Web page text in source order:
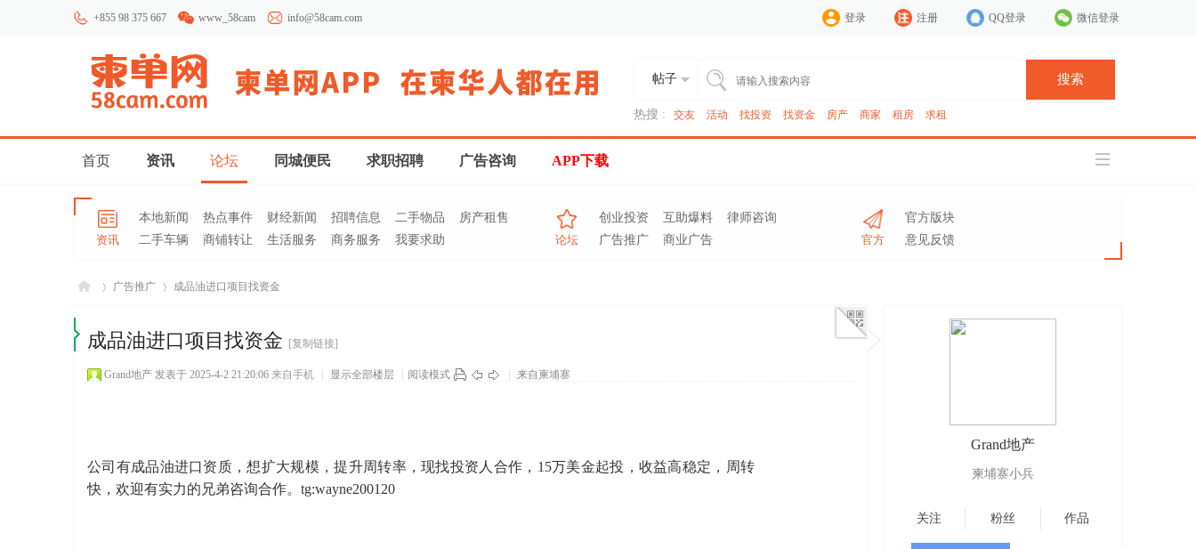
+855 98 375 667 www_58cam info@58cam.com 登录 注册 QQ登录 微信登录
帖子 搜索
热搜 : 交友 活动 找投资 找资金 房产 商家 租房 求租
首页 资讯 论坛 同城便民 求职招聘 广告咨询 APP下载
资讯
本地新闻 热点事件 财经新闻 招聘信息 二手物品
房产租售
二手车辆
商铺转让 生活服务 商务服务 我要求助 论坛
创业投资 互助爆料
律师咨询
广告推广
商业广告 官方
官方版块
意见反馈
广告推广 成品油进口项目找资金
成品油进口项目找资金 [复制链接]
Grand地产 发表于 2025-4-2 21:20:06 来自手机 显示全部楼层 阅读模式 来自柬埔寨
公司有成品油进口资质，想扩大规模，提升周转率，现找投资人合作，15万美金起投，收益高稳定，周转
快，欢迎有实力的兄弟咨询合作。tg:wayne200120
Grand地产
柬埔寨小兵
关注 粉丝 作品